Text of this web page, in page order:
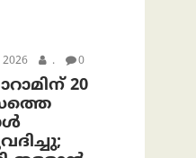
2026 . 0
20